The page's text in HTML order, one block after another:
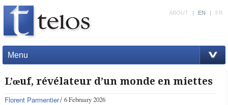
Menu
ABOUT | EN | FR
L’œuf, révélateur d’un monde en miettes
Florent Parmentier 6 February 2026